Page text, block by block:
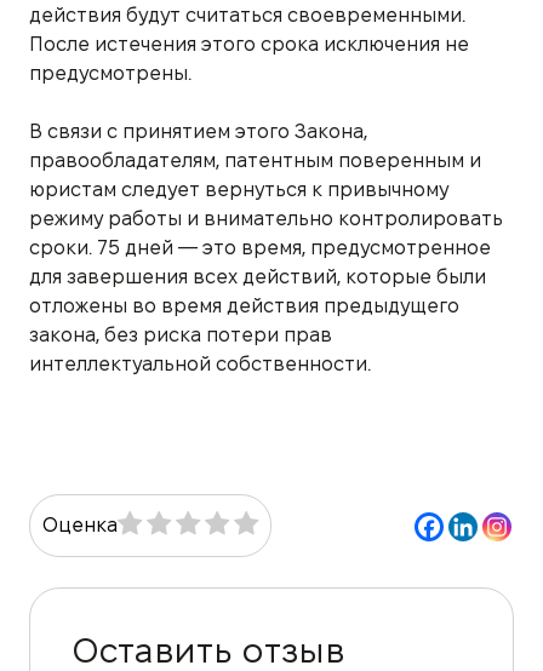
действия будут считаться своевременными.
После истечения этого срока исключения не
предусмотрены.
В связи с принятием этого Закона,
правообладателям, патентным поверенным и
юристам следует вернуться к привычному
режиму работы и внимательно контролировать
сроки. 75 дней — это время, предусмотренное
для завершения всех действий, которые были
отложены во время действия предыдущего
закона, без риска потери прав
интеллектуальной собственности.
Оценка
Оставить отзыв